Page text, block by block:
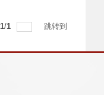
1/1 跳转到